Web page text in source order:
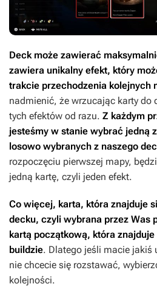
Deck może zawierać
zawiera unikalny efekt, który
trakcie przechodzenia kolejnych
nadmienić, że wrzucając karty do
tych efektów od razu. Z każdym
jesteśmy w stanie wybrać jedną
losowo wybranych z naszego
rozpoczęciu pierwszej mapy,
jedną kartę, czyli jeden efekt.
Co więcej, karta, która znajduje
decku, czyli wybrana przez Was
kartą początkową, która
buildzie. Dlatego jeśli macie jakiś
nie chcecie się rozstawać,
kolejności.